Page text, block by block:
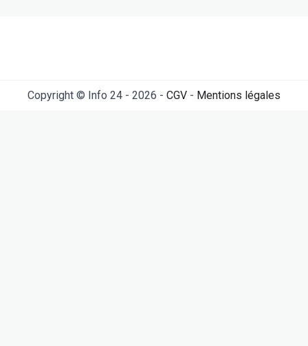
Copyright © Info 24 - 2026 - CGV - Mentions légales